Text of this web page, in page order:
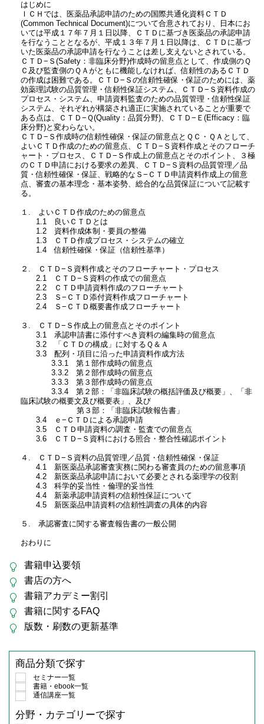
はじめに
ＩＣＨでは、医薬品承認申請のための国際共通化資料ＣＴＤ
(Common Technical Document)について合意されており、日本にお
いては平成１７年７月１日以降、ＣＴＤに基づき医薬品の承認申請
を行なうこととなるが、平成１３年７月１日以降は、ＣＴＤに基づ
いた医薬品の承認申請を行なうことは差し支えないとされている。
ＣＴＤ−Ｓ(Safety：非臨床分野)作成時の留意点として、作成側のＱ
Ｃ及び監査側のＱＡがともに機能しなければ、信頼性のあるＣＴＤ
の作成は困難である。ＣＴＤ−Ｓの信頼性確保・保証のためには、薬
効薬理試験の品質管理・信頼性保証システム、ＣＴＤ−Ｓ資料作成の
プロセス・システム、申請資料監査のための品質管理・信頼性保証
システム、それぞれが構築され適正に実施されていることが重要で
ある点は、ＣＴＤ−Ｑ(Quality：品質分野)、ＣＴＤ−Ｅ(Efficacy：臨
床分野)と変わらない。
ＣＴＤ−Ｓ作成時の信頼性確保・保証の留意点とＱＣ・ＱＡとして、
よいＣＴＤ作成のための留意点、ＣＴＤ−Ｓ資料作成とそのフローチ
ャート・プロセス、ＣＴＤ−Ｓ作成上の留意点とそのポイント、３極
のＣＴＤ申請における要求の差異、ＣＴＤ−Ｓ資料の品質管理／品
質・信頼性確保・保証、戦略的なＳ−ＣＴＤ申請資料作成上の留意
点、審査の基本理念・基本姿勢、総合的な品質保証について記載す
る。
１. よいＣＴＤ作成のための留意点
1.1 良いＣＴＤとは
1.2 資料作成体制・要員の整備
1.3 ＣＴＤ作成プロセス・システムの確立
1.4 信頼性確保・保証（信頼性基準）
２. ＣＴＤ−Ｓ資料作成とそのフローチャート・プロセス
2.1 ＣＴＤ−Ｓ資料の作成での留意点
2.2 ＣＴＤ申請資料作成のフローチャート
2.3 Ｓ−ＣＴＤ添付資料作成フローチャート
2.4 Ｓ−ＣＴＤ概要書作成フローチャート
３. ＣＴＤ−Ｓ作成上の留意点とそのポイント
3.1 承認申請書に添付すべき資料の編集時の留意点
3.2 「ＣＴＤの構成」に対するＱ＆Ａ
3.3 配列・項目に沿った申請資料作成方法
3.3.1 第１部作成時の留意点
3.3.2 第２部作成時の留意点
3.3.3 第３部作成時の留意点
3.3.4 第２部：「非臨床試験の概括評価及び概要」、「非
臨床試験の概要文及び概要表」、及び
第３部：「非臨床試験報告書」
3.4 ｅ−ＣＴＤによる承認申請
3.5 ＣＴＤ申請資料の調査・監査での留意点
3.6 ＣＴＤ−Ｓ資料における照合・整合性確認ポイント
４. ＣＴＤ−Ｓ資料の品質管理／品質・信頼性確保・保証
4.1 新医薬品承認審査実務に関わる審査員のための留意事項
4.2 新医薬品承認申請において必要とされる薬理学の役割
4.3 科学的妥当性・倫理的妥当性
4.4 新薬承認申請資料の信頼性保証について
4.5 新医薬品申請資料の信頼性調査の具体的内容
５. 承認審査に関する審査報告書の一般公開
おわりに
書籍申込要領
書店の方へ
書籍アカデミー割引
書籍に関するFAQ
版数・刷数の更新基準
商品分類で探す
セミナー一覧
書籍・ebook一覧
通信講座一覧
分野・カテゴリーで探す